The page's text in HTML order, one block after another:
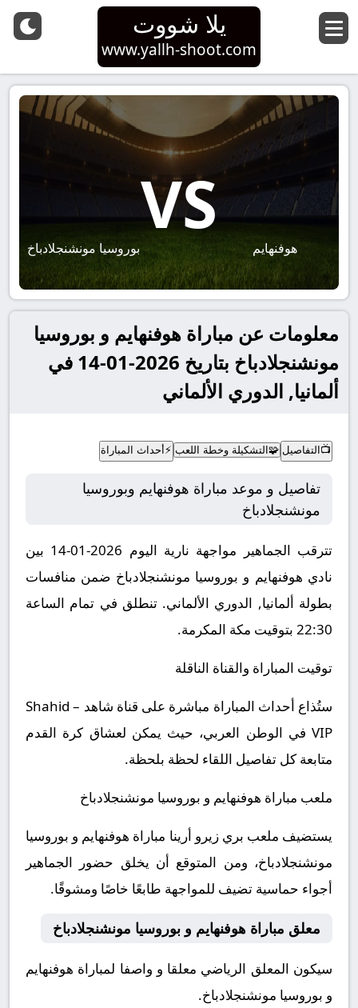
يلا شووت
www.yallh-shoot.com
هوفنهايم
VS
بوروسيا مونشنجلادباخ
معلومات عن مباراة هوفنهايم و بوروسيا
مونشنجلادباخ بتاريخ 2026-01-14 في
ألمانيا, الدوري الألماني
📺 التفاصيل 🧩 التشكيلة وخطة اللعب ⚡ أحداث المباراة
تفاصيل و موعد مباراة هوفنهايم وبوروسيا
مونشنجلادباخ
تترقب الجماهير مواجهة نارية اليوم 2026-01-14 بين
نادي هوفنهايم و بوروسيا مونشنجلادباخ ضمن منافسات
بطولة ألمانيا, الدوري الألماني. تنطلق في تمام الساعة
22:30 بتوقيت مكة المكرمة.
توقيت المباراة والقناة الناقلة
ستُذاع أحداث المباراة مباشرة على قناة شاهد – Shahid
VIP في الوطن العربي، حيث يمكن لعشاق كرة القدم
متابعة كل تفاصيل اللقاء لحظة بلحظة.
ملعب مباراة هوفنهايم و بوروسيا مونشنجلادباخ
يستضيف ملعب بري زيرو أرينا مباراة هوفنهايم و بوروسيا
مونشنجلادباخ، ومن المتوقع أن يخلق حضور الجماهير
أجواء حماسية تضيف للمواجهة طابعًا خاصًا ومشوقًا.
معلق مباراة هوفنهايم و بوروسيا مونشنجلادباخ
سيكون المعلق الرياضي معلقا و واصفا لمباراة هوفنهايم
و بوروسيا مونشنجلادباخ.